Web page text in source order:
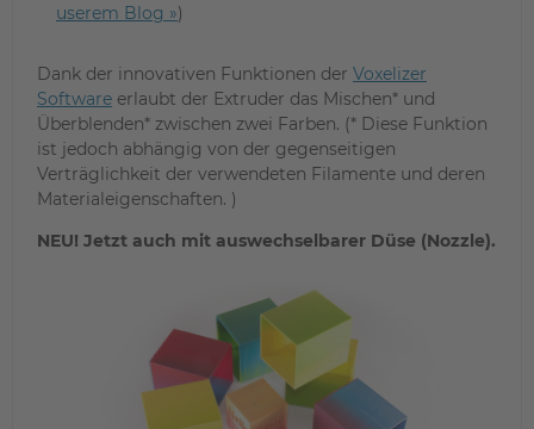
userem Blog »)
Dank der innovativen Funktionen der Voxelizer
Software erlaubt der Extruder das Mischen* und
Überblenden* zwischen zwei Farben. (* Diese Funktion
ist jedoch abhängig von der gegenseitigen
Verträglichkeit der verwendeten Filamente und deren
Materialeigenschaften. )
NEU! Jetzt auch mit auswechselbarer Düse (Nozzle).